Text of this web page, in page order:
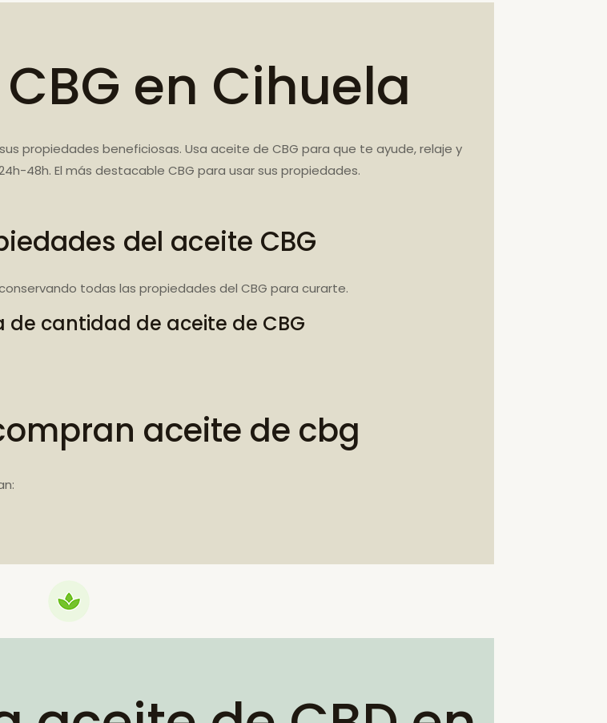
en Cihuela
propiedades beneficiosas. Usa aceite de CBG para que te ayude, relaje y
48h. El más destacable CBG para usar sus propiedades.
del aceite CBG
todas las propiedades del CBG para curarte.
cantidad de aceite de CBG
aceite de cbg